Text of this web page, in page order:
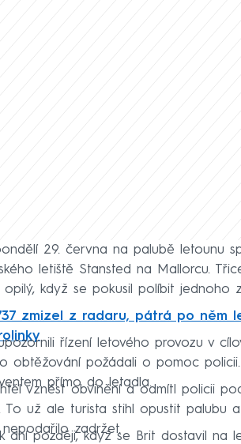
29. června na palubě letounu
letiště Stansted na Mallorcu.
když se pokusil políbit jednoho
zmizel z radaru, pátrá po něm
řízení letového provozu v
obtěžování požádali o pomoc
přímo do letadla.
vznést obvinění a odmítl policii
To už ale turista stihl opustit palubu
zadržet.
dní později, když se Brit dostavil na